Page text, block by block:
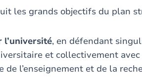
les grands objectifs du plan
l’université, en défendant
et collectivement
de l’enseignement et de la